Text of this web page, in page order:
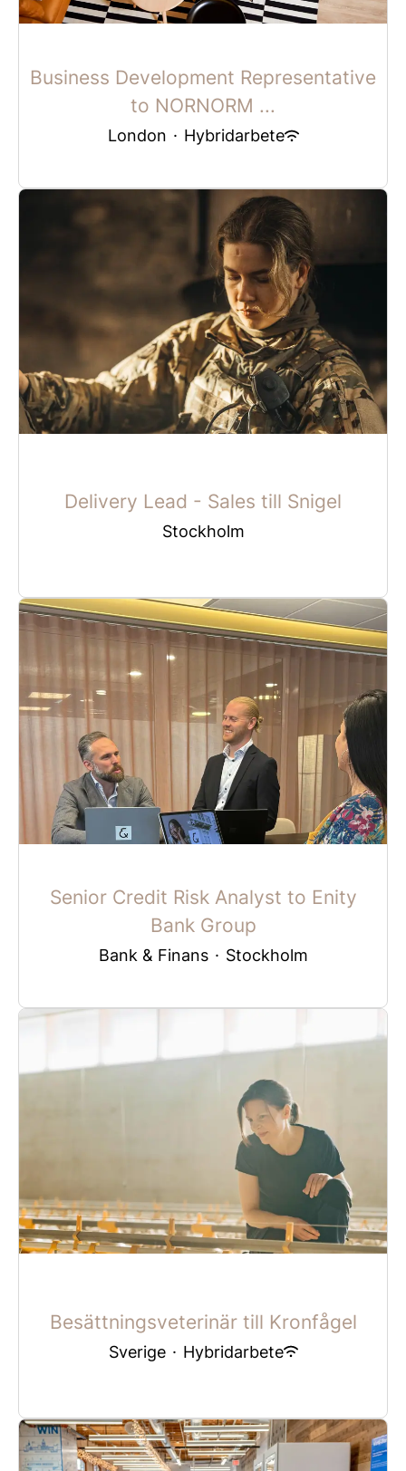
Business Development Representative
to NORNORM ...
London · Hybridarbete
Delivery Lead - Sales till Snigel
Stockholm
Senior Credit Risk Analyst to Enity
Bank Group
Bank & Finans · Stockholm
Besättningsveterinär till Kronfågel
Sverige · Hybridarbete